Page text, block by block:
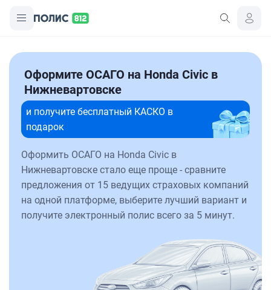
Оформите ОСАГО на Honda Civic в
Нижневартовске
и получите бесплатный КАСКО в
подарок
Оформить ОСАГО на Honda Civic в
Нижневартовске стало еще проще - сравните
предложения от 15 ведущих страховых компаний
на одной платформе, выберите лучший вариант и
получите электронный полис всего за 5 минут.